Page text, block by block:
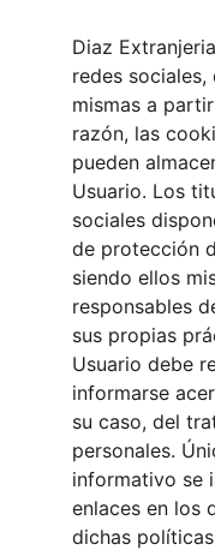
Diaz
redes
mismas a
razón, las
pueden
Usuario. Los
sociales
de protección
siendo ellos
responsables
sus propias
Usuario debe
informarse
su caso, del
personales.
informativo se
enlaces en los
dichas